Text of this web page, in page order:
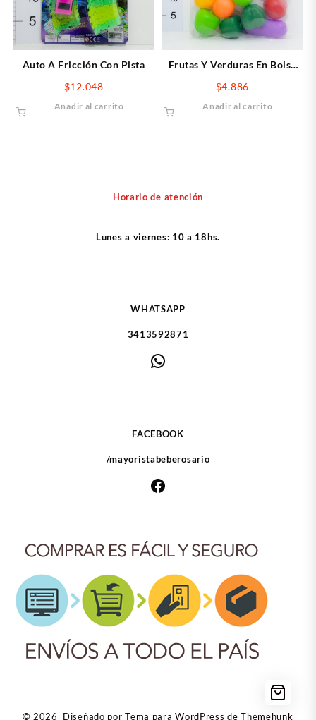
Auto A Fricción Con Pista
$12.048
Añadir al carrito
Frutas Y Verduras En Bolsa
$4.886
Añadir al carrito
Horario de atención
Lunes a viernes: 10 a 18hs.
WHATSAPP
3413592871
WhatsApp
FACEBOOK
/mayoristabeberosario
Facebook
© 2026 Diseñado por Tema para WordPress de Themehunk